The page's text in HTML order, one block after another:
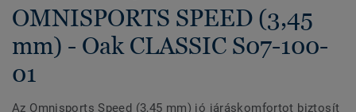
OMNISPORTS SPEED (3,45
mm) - Oak CLASSIC S07-100-
01
Az Omnisports Speed (3,45 mm) jó járáskomfortot biztosít